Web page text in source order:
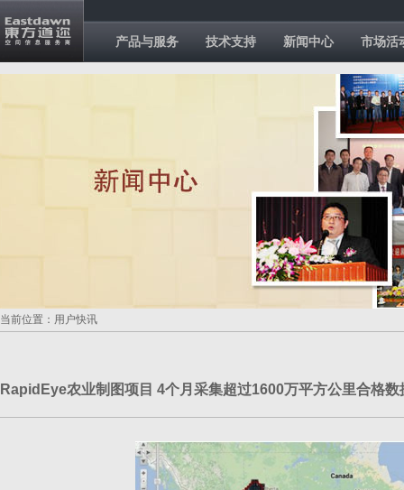
产品与服务 技术支持 新闻中心 市场活
当前位置：用户快讯
RapidEye农业制图项目 4个月采集超过1600万平方公里合格数